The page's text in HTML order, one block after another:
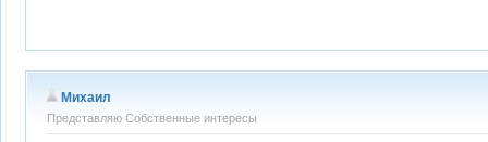
Михаил
Представляю Собственные интересы